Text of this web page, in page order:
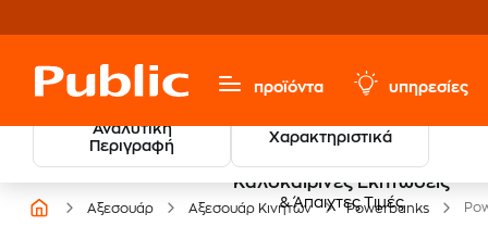
προϊόντα υπηρεσίες
Αναλυτική
Περιγραφή
Χαρακτηριστικά
Καλοκαιρινές Εκπτώσεις
& Άπαιχτες Τιμές
Αξεσουάρ Αξεσουάρ Κινητών Powerbanks